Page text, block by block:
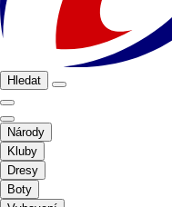
Hledat
Národy
Kluby
Dresy
Boty